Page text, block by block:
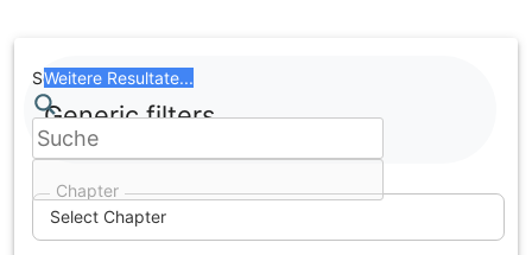
to
content
Chapter
Select Chapter
Search
Weitere Resultate...
Generic filters